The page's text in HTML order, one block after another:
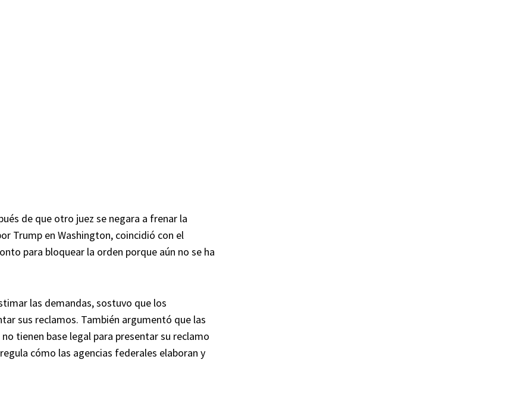
de que otro juez se negara a frenar la
Trump en Washington, coincidió con el
para bloquear la orden porque aún no se ha
las demandas, sostuvo que los
sus reclamos. También argumentó que las
tienen base legal para presentar su reclamo
cómo las agencias federales elaboran y